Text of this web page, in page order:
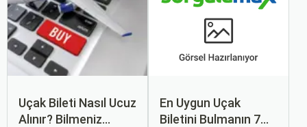
Uçak Bileti Nasıl Ucuz
Alınır? Bilmeniz
En Uygun Uçak
Biletini Bulmanın 7